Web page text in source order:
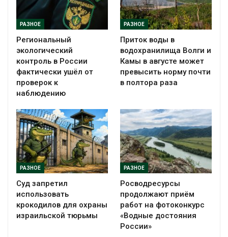
РАЗНОЕ
Региональный
экологический
контроль в России
фактически ушёл от
проверок к
наблюдению
РАЗНОЕ
Приток воды в
водохранилища Волги и
Камы в августе может
превысить норму почти
в полтора раза
РАЗНОЕ
Суд запретил
использовать
крокодилов для охраны
израильской тюрьмы
РАЗНОЕ
Росводресурсы
продолжают приём
работ на фотоконкурс
«Водные достояния
России»